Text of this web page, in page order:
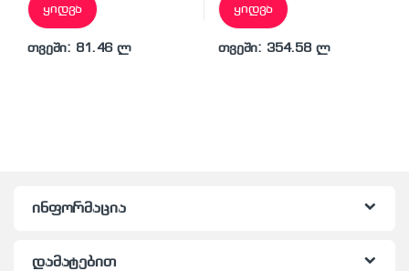
ყიდვა
თვეში: 81.46 ლ
ყიდვა
თვეში: 354.58 ლ
ინფორმაცია
დამატებით